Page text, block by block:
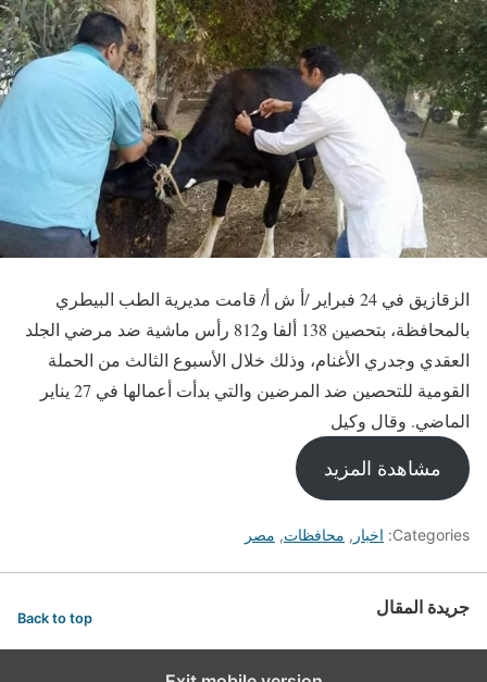
الزقازيق في 24 فبراير /أ ش أ/ قامت مديرية الطب البيطري
بالمحافظة، بتحصين 138 ألفا و812 رأس ماشية ضد مرضي الجلد
العقدي وجدري الأغنام، وذلك خلال الأسبوع الثالث من الحملة
القومية للتحصين ضد المرضين والتي بدأت أعمالها في 27 يناير
الماضي. وقال وكيل
مشاهدة المزيد
Categories: اخبار , محافظات, مصر
جريدة المقال Back to top